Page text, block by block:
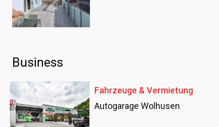
Business
Fahrzeuge & Vermietung
Autogarage Wolhusen